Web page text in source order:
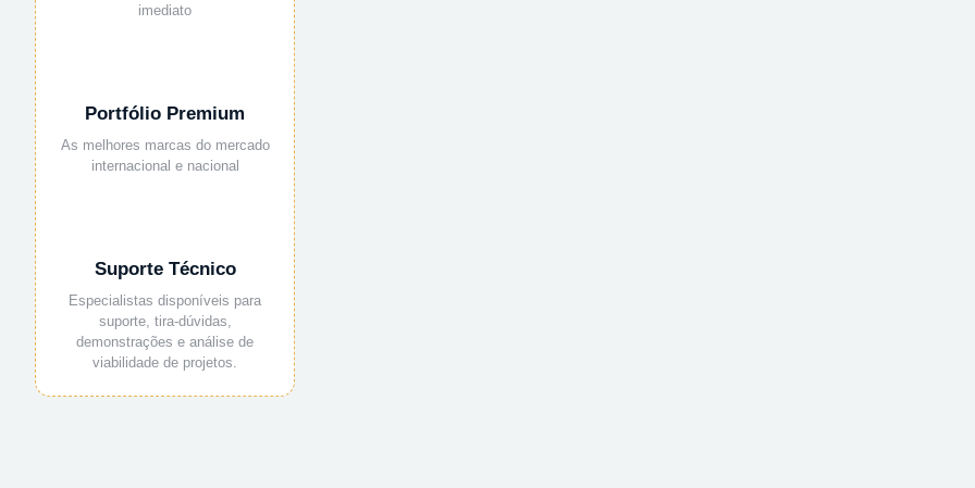
imediato
Portfólio Premium
As melhores marcas do mercado
internacional e nacional
Suporte Técnico
Especialistas disponíveis para
suporte, tira-dúvidas,
demonstrações e análise de
viabilidade de projetos.